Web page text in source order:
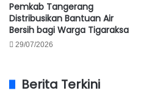
Pemkab Tangerang
Distribusikan Bantuan Air
Bersih bagi Warga Tigaraksa
29/07/2026
Berita Terkini